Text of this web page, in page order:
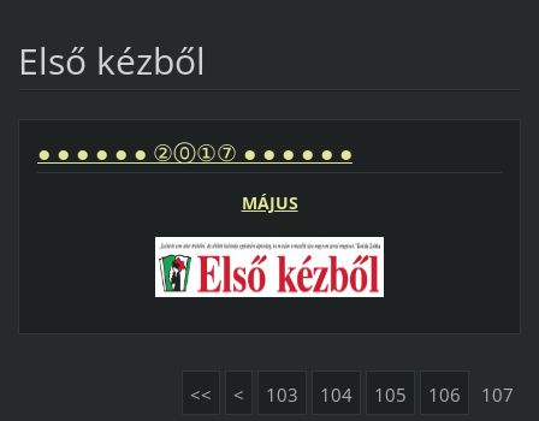
Első kézből
● ● ● ● ● ● ②⓪①⑦ ● ● ● ● ● ●
MÁJUS
<< < 103 104 105 106 107